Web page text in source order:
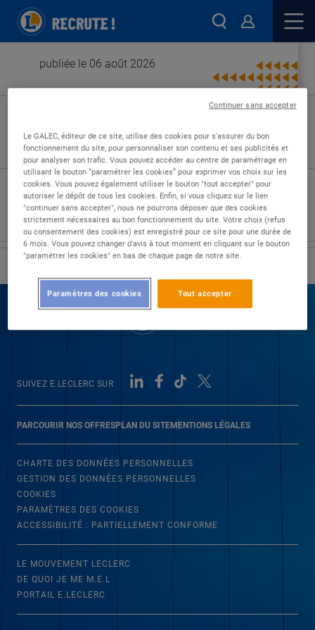
publiée le 06 août 2026
Type de contrat :
Expérience :
Études :
PARCOURIR NOS OFFRESPLAN DU SITEMENTIONS LÉGALES
SUIVEZ E.LECLERC SUR
CHARTE DES DONNÉES PERSONNELLES
GESTION DES DONNÉES PERSONNELLES
COOKIES
PARAMÈTRES DES COOKIES
ACCESSIBILITÉ : PARTIELLEMENT CONFORME
LE MOUVEMENT LECLERC
DE QUOI JE ME M.E.L
PORTAIL E.LECLERC
Le GALEC, éditeur de ce site, utilise des cookies pour s'assurer du bon
fonctionnement du site, pour personnaliser son contenu et ses publicités et
pour analyser son trafic. Vous pouvez accéder au centre de paramétrage en
utilisant le bouton “paramétrer les cookies” pour exprimer vos choix sur les
cookies. Vous pouvez également utiliser le bouton "tout accepter" pour
autoriser le dépôt de tous les cookies. Enfin, si vous cliquez sur le lien
"continuer sans accepter", nous ne pourrons déposer que des cookies
strictement nécessaires au bon fonctionnement du site. Votre choix (refus
ou consentement des cookies) est enregistré pour ce site pour une durée de
6 mois. Vous pouvez changer d'avis à tout moment en cliquant sur le bouton
"paramétrer les cookies" en bas de chaque page de notre site.
Tout accepter
Paramètres des cookies
Continuer sans accepter